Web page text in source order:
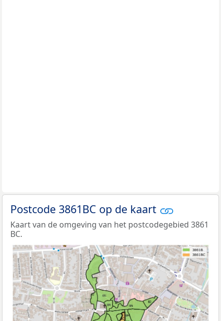
Postcode 3861BC op de kaart
Kaart van de omgeving van het postcodegebied 3861
BC.